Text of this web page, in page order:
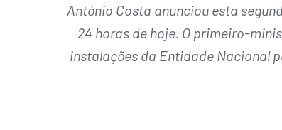
António Costa anunciou esta
24 horas de hoje. O primeiro-
instalações da Entidade Nacional